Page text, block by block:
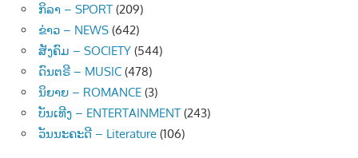
ກິລາ – SPORT (209)
ຂ່າວ – NEWS (642)
ສັງຄົມ – SOCIETY (544)
ດົນຕຣີ – MUSIC (478)
ນິຍາຍ – ROMANCE (3)
ບັນເທີງ – ENTERTAINMENT (243)
ວັນນະຄະດີ – Literature (106)